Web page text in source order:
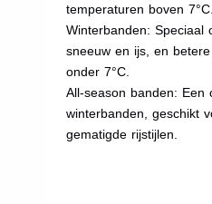
temperaturen boven 7°C.
Winterbanden: Speciaal
sneeuw en ijs, en
onder 7°C.
All-season banden: Een
winterbanden, geschikt
gematigde rijstijlen.